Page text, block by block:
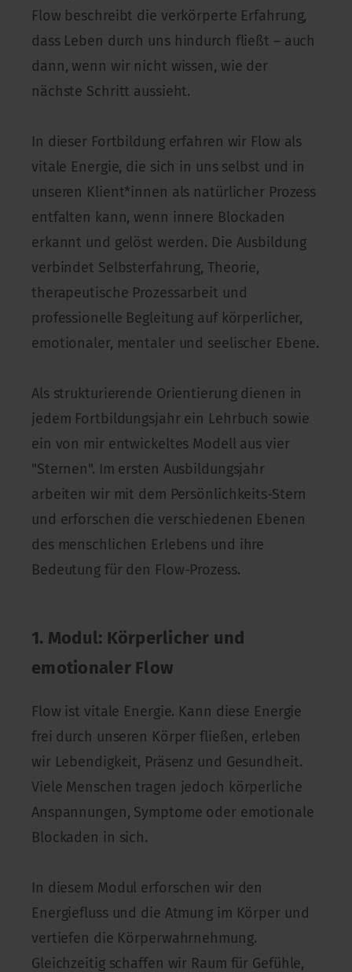
Flow beschreibt die verkörperte Erfahrung,
dass Leben durch uns hindurch fließt – auch
dann, wenn wir nicht wissen, wie der
nächste Schritt aussieht.
In dieser Fortbildung erfahren wir Flow als
vitale Energie, die sich in uns selbst und in
unseren Klient*innen als natürlicher Prozess
entfalten kann, wenn innere Blockaden
erkannt und gelöst werden. Die Ausbildung
verbindet Selbsterfahrung, Theorie,
therapeutische Prozessarbeit und
professionelle Begleitung auf körperlicher,
emotionaler, mentaler und seelischer Ebene.
Als strukturierende Orientierung dienen in
jedem Fortbildungsjahr ein Lehrbuch sowie
ein von mir entwickeltes Modell aus vier
"Sternen". Im ersten Ausbildungsjahr
arbeiten wir mit dem Persönlichkeits-Stern
und erforschen die verschiedenen Ebenen
des menschlichen Erlebens und ihre
Bedeutung für den Flow-Prozess.
1. Modul: Körperlicher und
emotionaler Flow
Flow ist vitale Energie. Kann diese Energie
frei durch unseren Körper fließen, erleben
wir Lebendigkeit, Präsenz und Gesundheit.
Viele Menschen tragen jedoch körperliche
Anspannungen, Symptome oder emotionale
Blockaden in sich.
In diesem Modul erforschen wir den
Energiefluss und die Atmung im Körper und
vertiefen die Körperwahrnehmung.
Gleichzeitig schaffen wir Raum für Gefühle,